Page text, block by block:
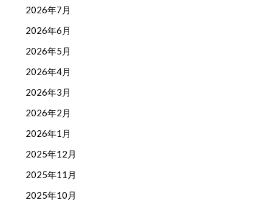
2026年7月
2026年6月
2026年5月
2026年4月
2026年3月
2026年2月
2026年1月
2025年12月
2025年11月
2025年10月